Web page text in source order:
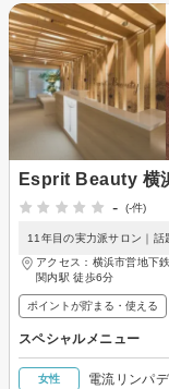
Esprit Beauty 横
-
(-件)
11年目の実力派サロン｜話
アクセス：横浜市営地下
関内駅 徒歩6分
ポイントが貯まる・使える
スペシャルメニュー
女性 電流リンパ